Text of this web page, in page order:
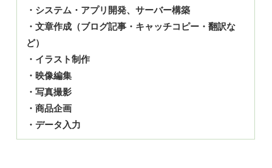
・システム・アプリ開発、サーバー構築
・文章作成（ブログ記事・キャッチコピー・翻訳な
ど）
・イラスト制作
・映像編集
・写真撮影
・商品企画
・データ入力